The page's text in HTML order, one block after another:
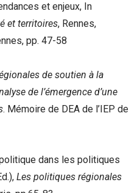
et enjeux, In
et territoires, Rennes,
pp. 47-58
de soutien à la
de l’émergence d’une
. Mémoire de DEA de l’IEP de
dans les politiques
Les politiques régionales